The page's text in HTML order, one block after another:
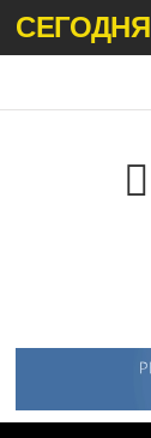
СЕГОДНЯ